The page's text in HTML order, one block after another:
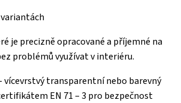
je precizně opracované a příjemné na
problémů využívat v interiéru.
vícevrstvý transparentní nebo barevný
EN 71 – 3 pro bezpečnost